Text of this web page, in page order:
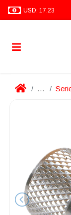
USD: 17.23
...